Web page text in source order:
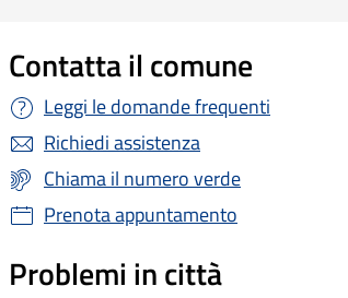
Contatta il comune
Leggi le domande frequenti
Richiedi assistenza
Chiama il numero verde
Prenota appuntamento
Problemi in città